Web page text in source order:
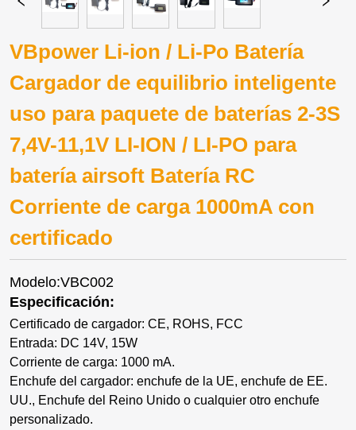
VBpower Li-ion / Li-Po Batería
Cargador de equilibrio inteligente
uso para paquete de baterías 2-3S
7,4V-11,1V LI-ION / LI-PO para
batería airsoft Batería RC
Corriente de carga 1000mA con
certificado
Modelo:VBC002
Especificación:
Certificado de cargador: CE, ROHS, FCC
Entrada: DC 14V, 15W
Corriente de carga: 1000 mA.
Enchufe del cargador: enchufe de la UE, enchufe de EE.
UU., Enchufe del Reino Unido o cualquier otro enchufe
personalizado.